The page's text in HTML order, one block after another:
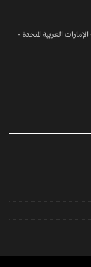
العربية المتحدة -